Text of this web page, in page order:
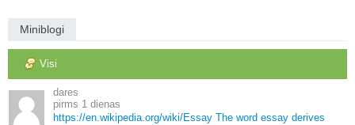
Miniblogi
Visi
dares
1 dienas
https://en.wikipedia.org/wiki/Essay The word essay derives